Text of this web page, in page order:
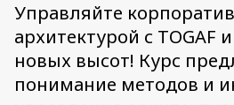
Управляйте
архитектурой с TOGAF
новых высот! Курс
понимание методов и